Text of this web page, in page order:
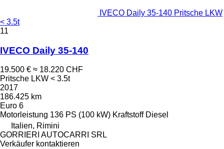
IVECO Daily 35-140 Pritsche LKW
< 3.5t
11
IVECO Daily 35-140
19.500 € ≈ 18.220 CHF
Pritsche LKW < 3.5t
2017
186.425 km
Euro 6
Motorleistung 136 PS (100 kW) Kraftstoff Diesel
Italien, Rimini
GORRIERI AUTOCARRI SRL
Verkäufer kontaktieren